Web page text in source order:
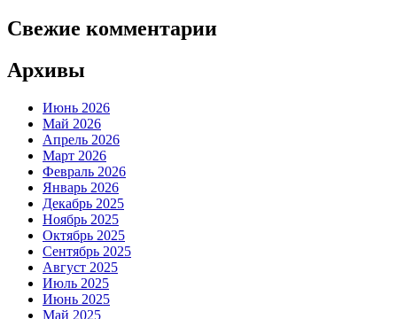
Свежие комментарии
Архивы
Июнь 2026
Май 2026
Апрель 2026
Март 2026
Февраль 2026
Январь 2026
Декабрь 2025
Ноябрь 2025
Октябрь 2025
Сентябрь 2025
Август 2025
Июль 2025
Июнь 2025
Май 2025